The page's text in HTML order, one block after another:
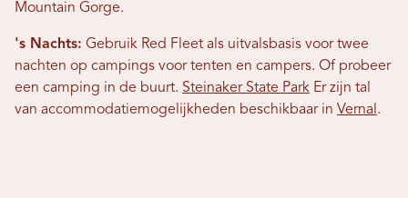
Mountain Gorge.
's Nachts: Gebruik Red Fleet als uitvalsbasis voor twee
nachten op campings voor tenten en campers. Of probeer
een camping in de buurt. Steinaker State Park Er zijn tal
van accommodatiemogelijkheden beschikbaar in Vernal .